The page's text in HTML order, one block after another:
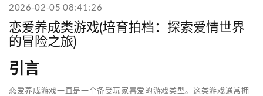
2026-02-05 08:41:26
恋爱养成类游戏(培育拍档：探索爱情世界
的冒险之旅)
引言
恋爱养成游戏一直是一个备受玩家喜爱的游戏类型。这类游戏通常拥